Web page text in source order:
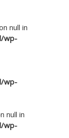
null in
wp-
wp-
null in
wp-